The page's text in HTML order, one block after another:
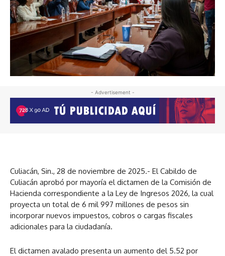
- Advertisement -
Culiacán, Sin., 28 de noviembre de 2025.- El Cabildo de
Culiacán aprobó por mayoría el dictamen de la Comisión de
Hacienda correspondiente a la Ley de Ingresos 2026, la cual
proyecta un total de 6 mil 997 millones de pesos sin
incorporar nuevos impuestos, cobros o cargas fiscales
adicionales para la ciudadanía.
El dictamen avalado presenta un aumento del 5.52 por